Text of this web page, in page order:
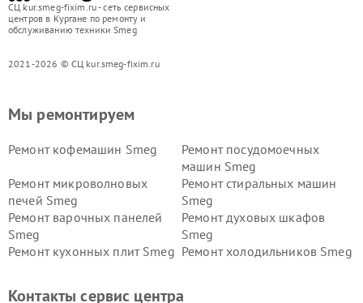
СЦ kur.smeg-fixim.ru - сеть сервисных
центров в Кургане по ремонту и
обслуживанию техники Smeg
2021-2026 © СЦ kur.smeg-fixim.ru
Мы ремонтируем
Ремонт кофемашин Smeg
Ремонт посудомоечных
машин Smeg
Ремонт микроволновых
печей Smeg
Ремонт стиральных машин
Smeg
Ремонт варочных панелей
Smeg
Ремонт духовых шкафов
Smeg
Ремонт кухонных плит Smeg Ремонт холодильников Smeg
Контакты сервис центра